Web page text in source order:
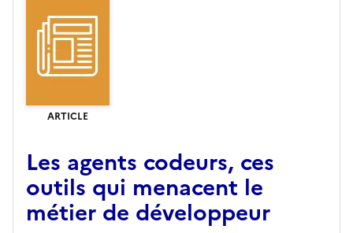
ARTICLE
Les agents codeurs, ces
outils qui menacent le
métier de développeur